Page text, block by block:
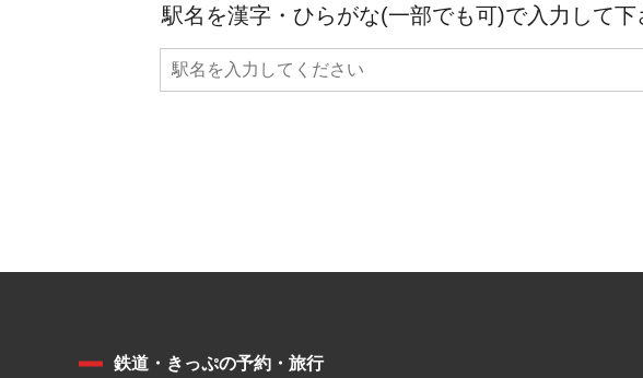
駅名を漢字・ひらがな(一部でも可)で入力して下
鉄道・きっぷの予約・旅行